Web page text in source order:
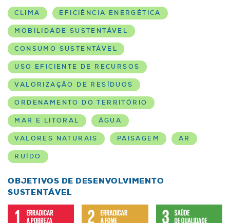
CLIMA EFICIÊNCIA ENERGÉTICA
MOBILIDADE SUSTENTÁVEL
CONSUMO SUSTENTÁVEL
USO EFICIENTE DE RECURSOS
VALORIZAÇÃO DE RESÍDUOS
ORDENAMENTO DO TERRITÓRIO
MAR E LITORAL ÁGUA
VALORES NATURAIS PAISAGEM AR
RUÍDO
OBJETIVOS DE DESENVOLVIMENTO
SUSTENTÁVEL